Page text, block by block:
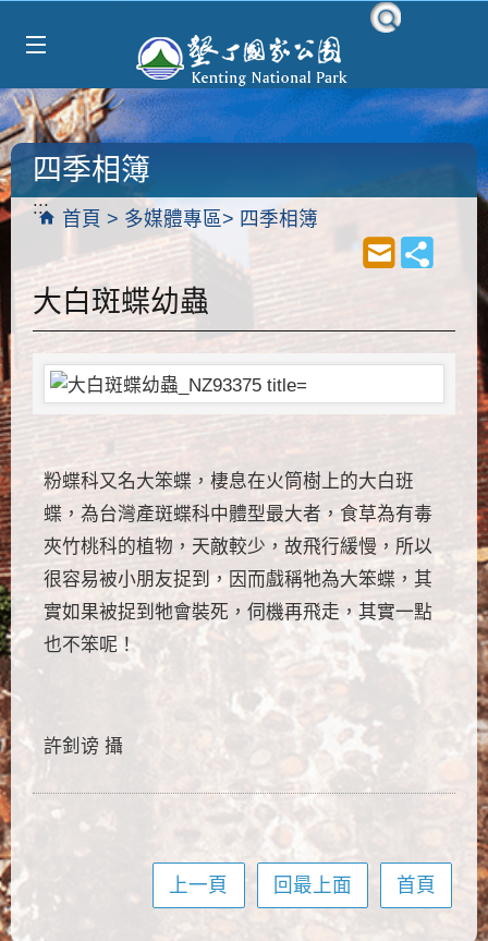
:::
首頁 多媒體專區 四季相簿
四季相簿
大白斑蝶幼蟲
粉蝶科又名大笨蝶，棲息在火筒樹上的大白班
蝶，為台灣產斑蝶科中體型最大者，食草為有毒
夾竹桃科的植物，天敵較少，故飛行緩慢，所以
很容易被小朋友捉到，因而戲稱牠為大笨蝶，其
實如果被捉到牠會裝死，伺機再飛走，其實一點
也不笨呢！
許釗谤 攝
上一頁 回最上面 首頁